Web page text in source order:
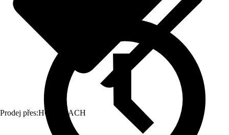
Prodej přes:HORNBACH